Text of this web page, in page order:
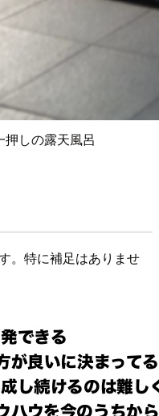
しの露天風呂
。特に補足はありませ